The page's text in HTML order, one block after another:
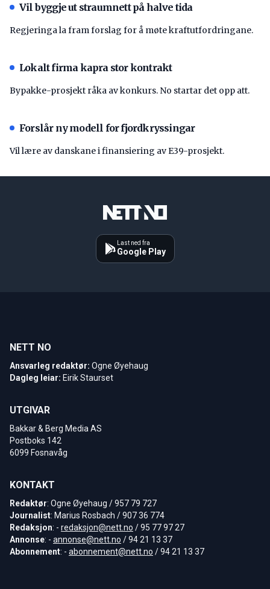
Vil byggje ut straumnett på halve tida
Regjeringa la fram forslag for å møte kraftutfordringane.
Lokalt firma kapra stor kontrakt
Bypakke-prosjekt råka av konkurs. No startar det opp att.
Forslår ny modell for fjordkryssingar
Vil lære av danskane i finansiering av E39-prosjekt.
Last ned fra
Google Play
NETT NO
Ansvarleg redaktør: Ogne Øyehaug
Dagleg leiar: Eirik Staurset
UTGIVAR
Bakkar & Berg Media AS
Postboks 142
6099 Fosnavåg
KONTAKT
Redaktør: Ogne Øyehaug / 957 79 727
Journalist: Marius Rosbach / 907 36 774
Redaksjon: - redaksjon@nett.no / 95 77 97 27
Annonse: - annonse@nett.no / 94 21 13 37
Abonnement: - abonnement@nett.no / 94 21 13 37